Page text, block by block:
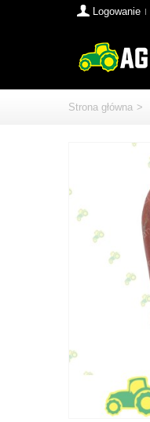
Logowanie
Strona główna >